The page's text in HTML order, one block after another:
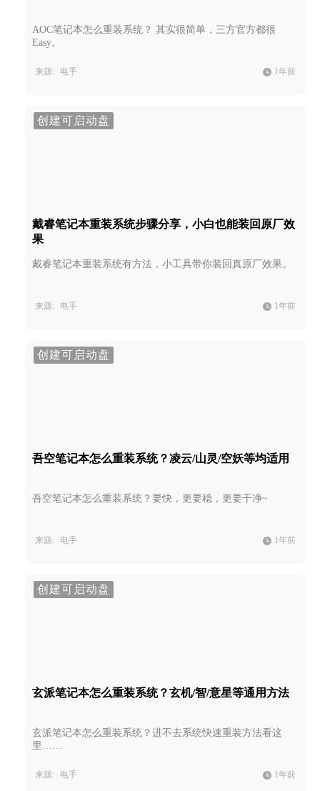
AOC笔记本怎么重装系统？ 其实很简单，三方官方都很
Easy。
来源: 电手 1年前
创建可启动盘
戴睿笔记本重装系统步骤分享，小白也能装回原厂效
果
戴睿笔记本重装系统有方法，小工具带你装回真原厂效果。
来源: 电手 1年前
创建可启动盘
吾空笔记本怎么重装系统？凌云/山灵/空妖等均适用
吾空笔记本怎么重装系统？要快，更要稳，更要干净~
来源: 电手 1年前
创建可启动盘
玄派笔记本怎么重装系统？玄机/智/意星等通用方法
玄派笔记本怎么重装系统？进不去系统快速重装方法看这
里……
来源: 电手 1年前